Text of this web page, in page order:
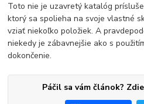
Toto nie je uzavretý katalóg
ktorý sa spolieha na svoje vlastné
vziať niekoľko položiek. A
niekedy je zábavnejšie ako s
dokončenie.
Páčil sa vám článok?